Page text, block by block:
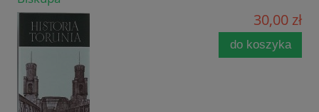
30,00 zł
do koszyka